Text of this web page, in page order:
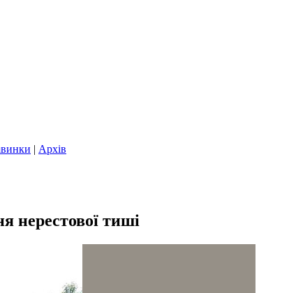
| Архів
нерестової тиші